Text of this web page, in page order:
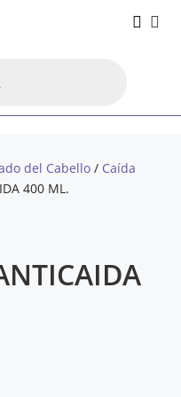
 
del Cabello/ Caída
400 ML.